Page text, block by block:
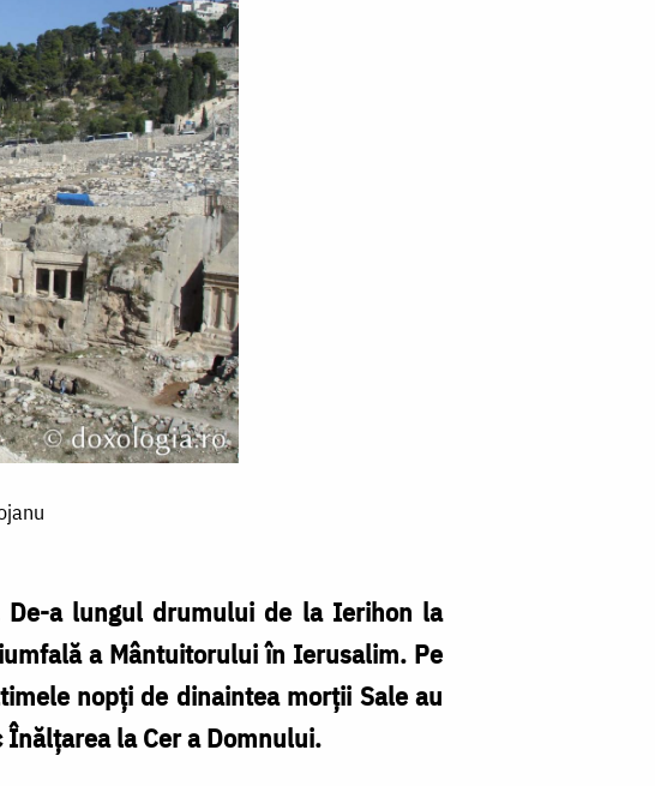
De-a lungul drumului de la Ierihon la
a Mântuitorului în Ierusalim. Pe
nopţi de dinaintea morţii Sale au
la Cer a Domnului.